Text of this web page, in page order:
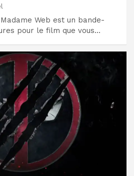
Web est un bande-
pour le film que vous…